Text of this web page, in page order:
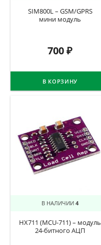
SIM800L – GSM/GPRS
мини модуль
700₽
В КОРЗИНУ
В НАЛИЧИИ 4
HX711 (MCU-711) – модуль
24-битного АЦП